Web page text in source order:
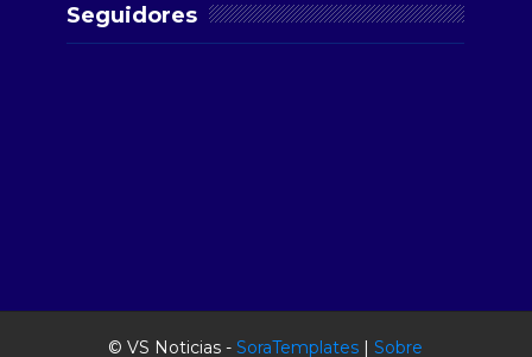
Seguidores
© VS Noticias -SoraTemplates |Sobre